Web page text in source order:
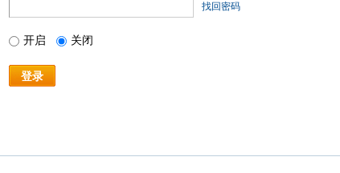
找回密码
开启 关闭
登录